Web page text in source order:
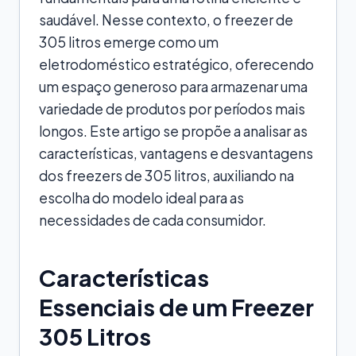
saudável. Nesse contexto, o freezer de
305 litros emerge como um
eletrodoméstico estratégico, oferecendo
um espaço generoso para armazenar uma
variedade de produtos por períodos mais
longos. Este artigo se propõe a analisar as
características, vantagens e desvantagens
dos freezers de 305 litros, auxiliando na
escolha do modelo ideal para as
necessidades de cada consumidor.
Características
Essenciais de um Freezer
305 Litros